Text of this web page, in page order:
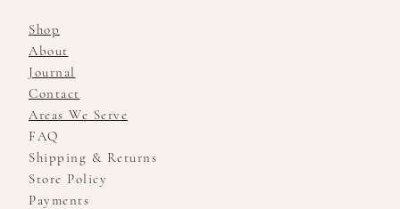
Shop
About
Journal
Contact
Areas We Serve
FAQ
Shipping & Returns
Store Policy
Payments